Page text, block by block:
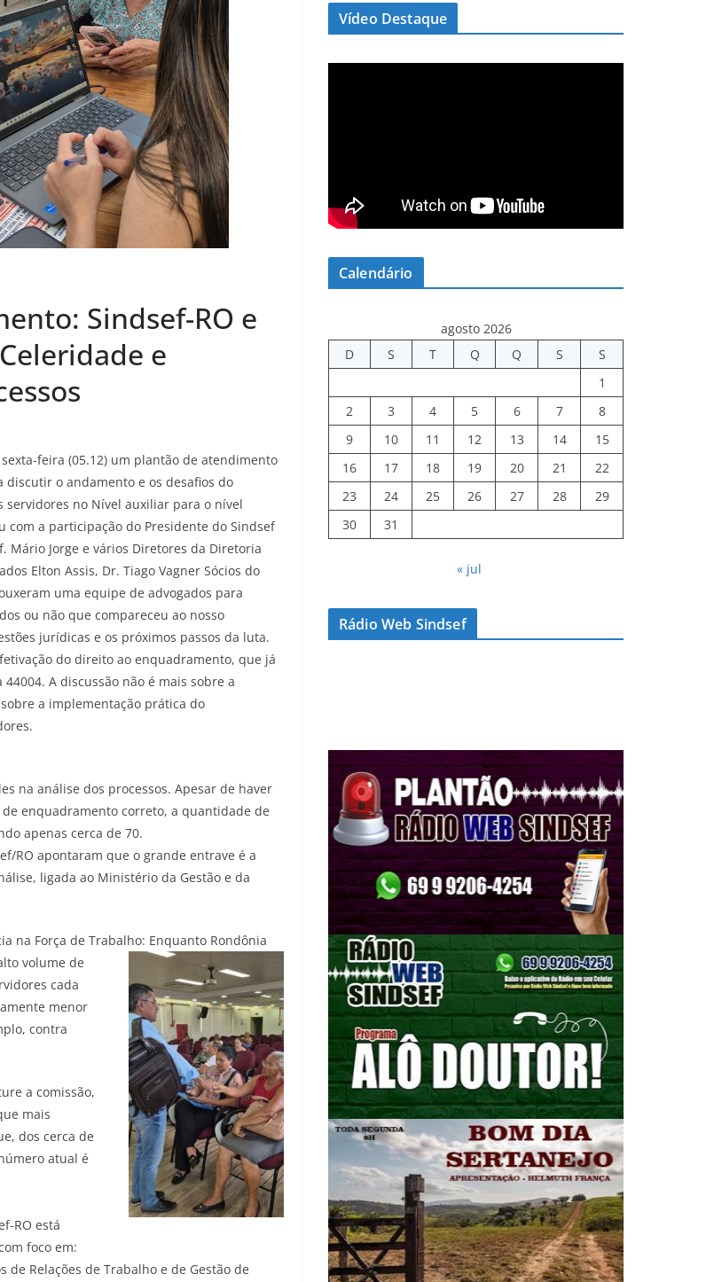
Sindsef-RO e
e
feira (05.12) um plantão de atendimento
o andamento e os desafios do
servidores no Nível auxiliar para o nível
com a participação do Presidente do Sindsef
Mário Jorge e vários Diretores da Diretoria
Elton Assis, Dr. Tiago Vagner Sócios do
uma equipe de advogados para
ou não que compareceu ao nosso
jurídicas e os próximos passos da luta.
do direito ao enquadramento, que já
A discussão não é mais sobre a
a implementação prática do
na análise dos processos. Apesar de haver
enquadramento correto, a quantidade de
apenas cerca de 70.
RO apontaram que o grande entrave é a
ligada ao Ministério da Gestão e da
na Força de Trabalho: Enquanto Rondônia
volume de
cada
menor
contra
a comissão,
mais
dos cerca de
atual é
RO está
foco em:
Relações de Trabalho e de Gestão de
Vídeo Destaque
Calendário
agosto 2026
D
S T Q Q S
S
1
2
3 4 5 6 7
8
9
10 11 12 13 14
15
16
17 18 19 20 21
22
23
24 25 26 27 28
29
30
31
« jul
Rádio Web Sindsef